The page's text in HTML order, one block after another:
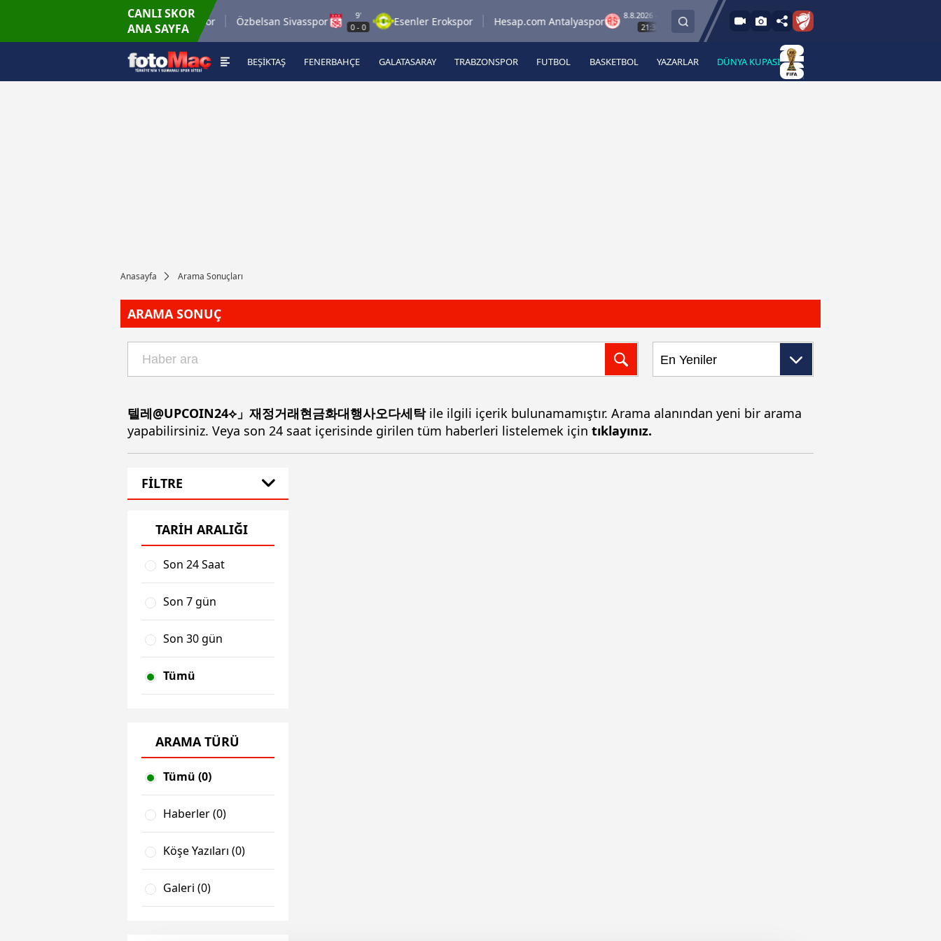
CANLI SKOR
ANA SAYFA
Mardin 1969 Spor Özbelsan Sivasspor
9'
0 -0 Esenler Erokspor Hesap.com Antalyaspor
8.8.2026 - Cum
21:30
Keçiörengücü Alagöz Holding Iğdır FK
Beşiktaş
A Haber
A Haber Radyo
BEŞİKTAŞ FENERBAHÇE GALATASARAY TRABZONSPOR FUTBOL BASKETBOL YAZARLAR DÜNYA KUPASI
Anasayfa Arama Sonuçları
ARAMA SONUÇ
텔레@UPCOIN24⟡」재정거래현금화대행사오다세탁ile ilgili içerik bulunamamıştır. Arama alanından yeni bir arama
yapabilirsiniz. Veya son 24 saat içerisinde girilen tüm haberleri listelemek için tıklayınız.
FİLTRE
TARİH ARALIĞI
Son 24 Saat
Son 7 gün
Son 30 gün
Tümü
ARAMA TÜRÜ
Tümü (0)
Haberler (0)
Köşe Yazıları (0)
Galeri (0)